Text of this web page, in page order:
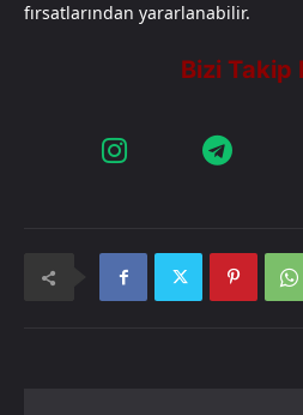
fırsatlarından yararlanabilir.​​​​​​​​​​​​​​​​